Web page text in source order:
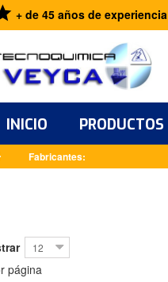
+ de 45 años de experiencia
INICIO PRODUCTOS
Fabricantes:
12
página